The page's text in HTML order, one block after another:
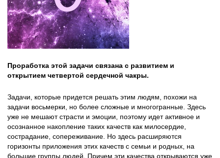
Проработка этой задачи связана с развитием и
открытием четвертой сердечной чакры.
Задачи, которые придется решать этим людям, похожи на
задачи восьмерки, но более сложные и многогранные. Здесь
уже не мешают страсти и эмоции, поэтому идет активное и
осознанное накопление таких качеств как милосердие,
сострадание, сопереживание. Но здесь расширяются
горизонты приложения этих качеств с семьи и родных, на
большие группы людей. Причем эти качества открываются уже